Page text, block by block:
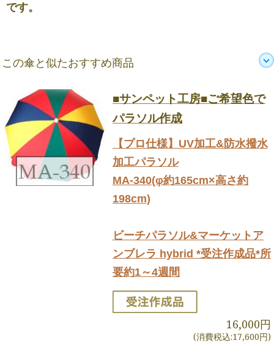
です。
この傘と似たおすすめ商品
■サンペット工房■ご希望色で
パラソル作成
【プロ仕様】UV加工&防水撥水
加工パラソル
MA-340(φ約165cm×高さ約
198cm)
ビーチパラソル&マーケットア
ンブレラ hybrid *受注作成品*所
要約1～4週間
16,000円
(消費税込:17,600円)